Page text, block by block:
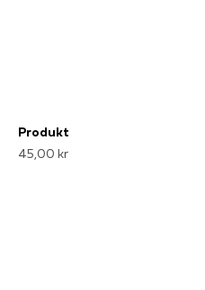
Produkt
45,00 kr